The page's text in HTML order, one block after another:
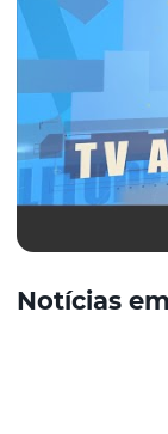
Notícias